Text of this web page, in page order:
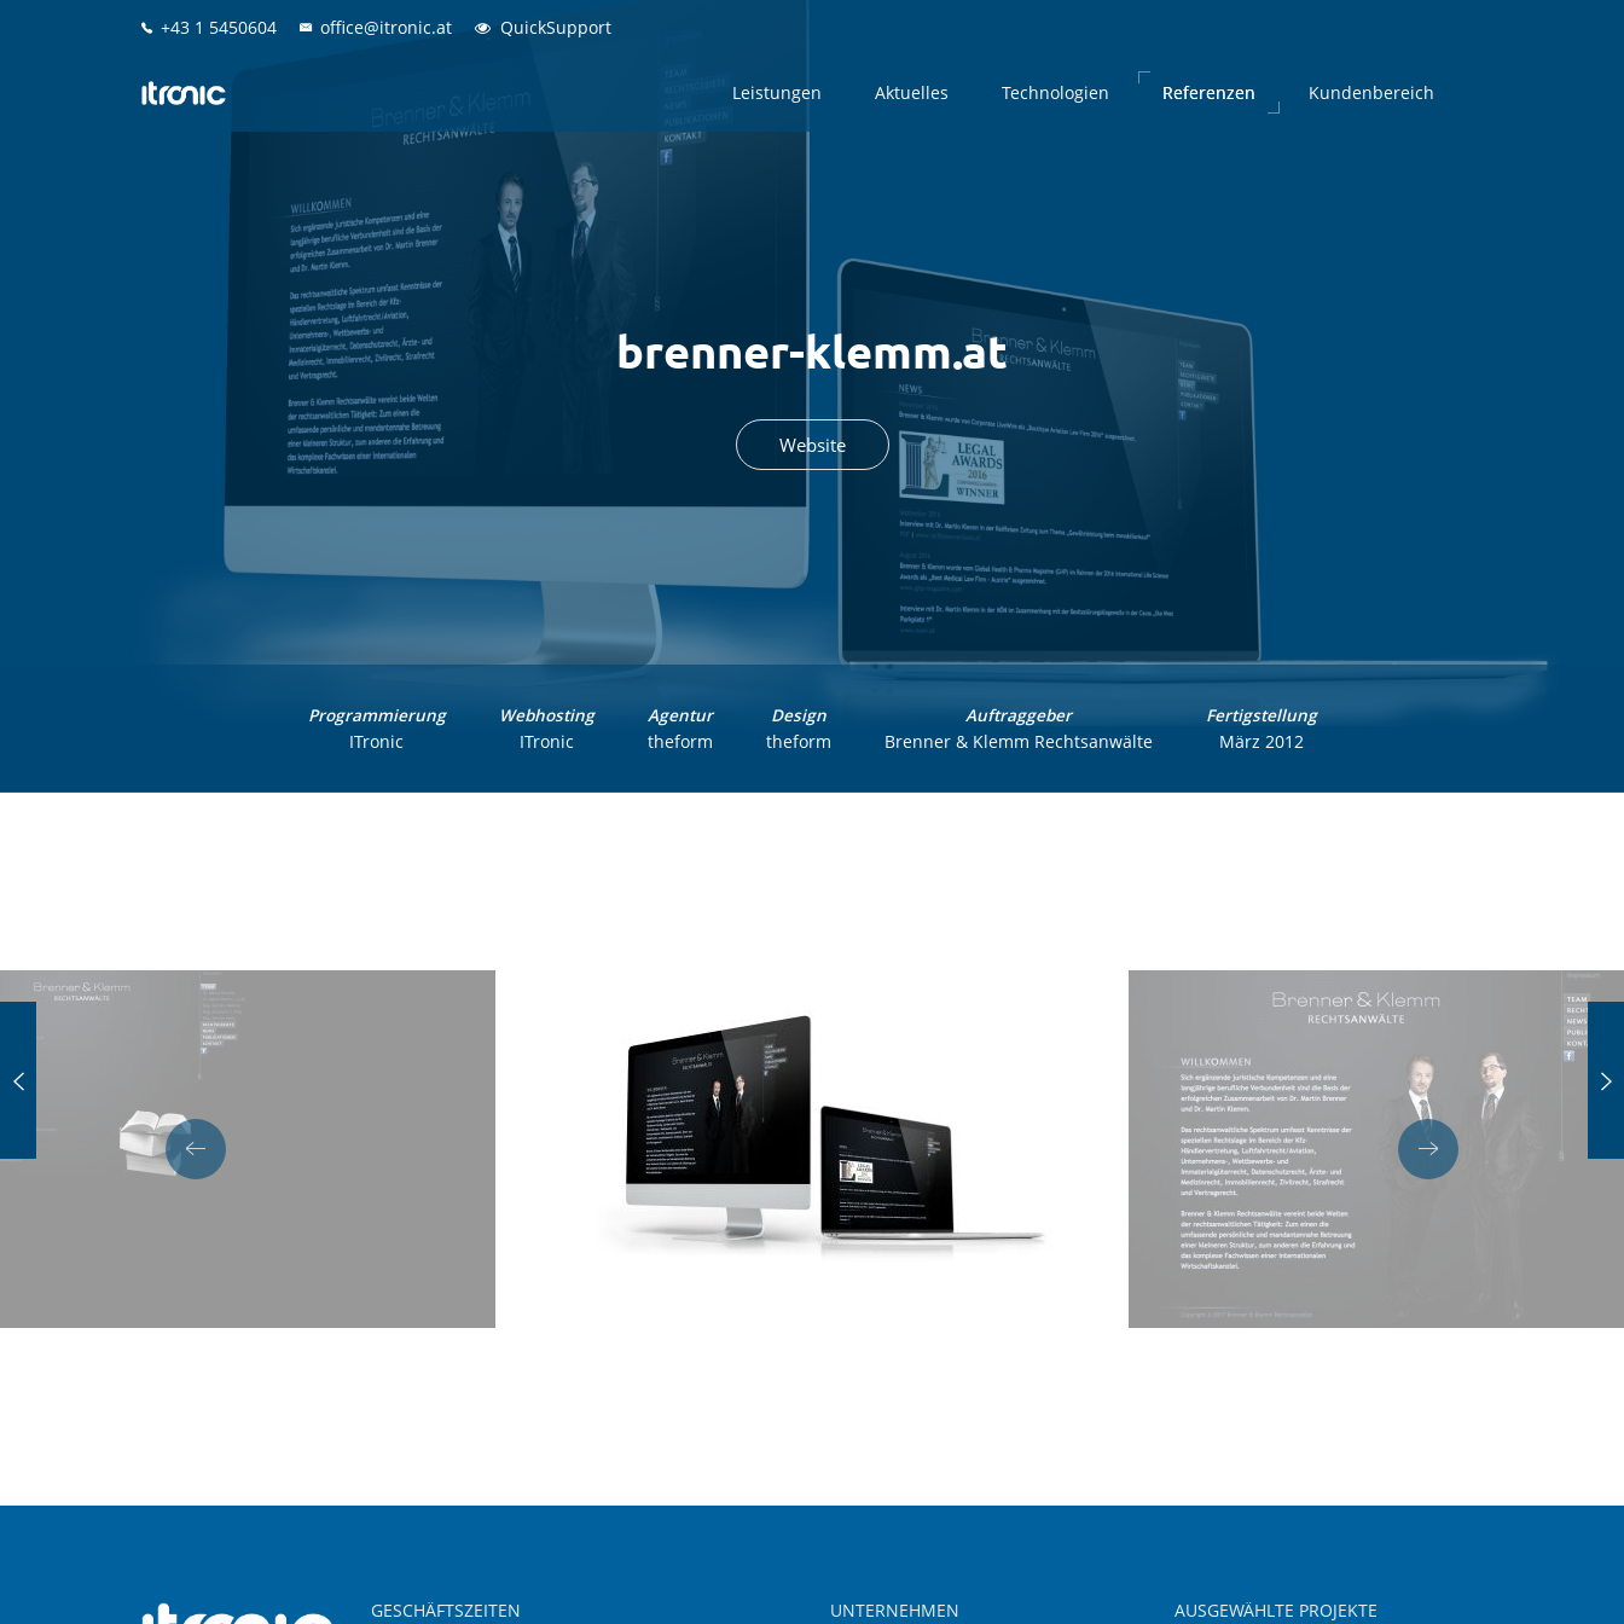
+43 1 5450604
+43 1 5450604 office@itronic.at
office@itronic.at QuickSupport
QuickSupport
Leistungen
Leistungen Aktuelles
Aktuelles Technologien
Technologien Referenzen
Referenzen Kundenbereich
Kundenbereich
brenner-klemm.at
Website
Programmierung
ITronic
Webhosting
ITronic
Agentur
theform
Design
theform
Auftraggeber
Brenner & Klemm Rechtsanwälte
Fertigstellung
März 2012
GESCHÄFTSZEITEN UNTERNEHMEN AUSGEWÄHLTE PROJEKTE